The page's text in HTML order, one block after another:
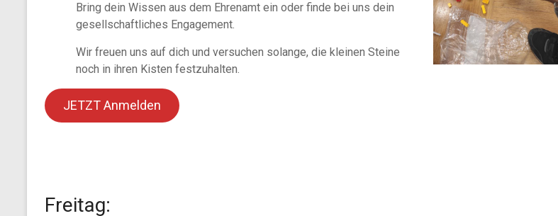
Bring dein Wissen aus dem Ehrenamt ein oder finde bei uns dein
gesellschaftliches Engagement.
Wir freuen uns auf dich und versuchen solange, die kleinen Steine
noch in ihren Kisten festzuhalten.
JETZT Anmelden
Freitag: